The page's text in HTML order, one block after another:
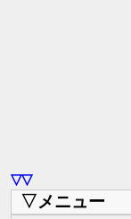
▽▽
▽メニュー